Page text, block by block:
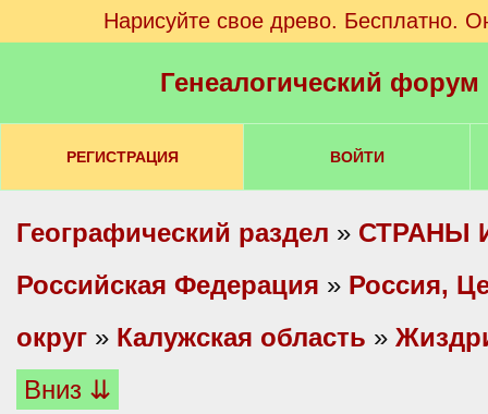
Нарисуйте свое древо. Бесплатно.
Генеалогический
РЕГИСТРАЦИЯ ВОЙТИ
Географический раздел » СТРАНЫ
Российская Федерация » Россия,
округ » Калужская область »
Вниз ⇊